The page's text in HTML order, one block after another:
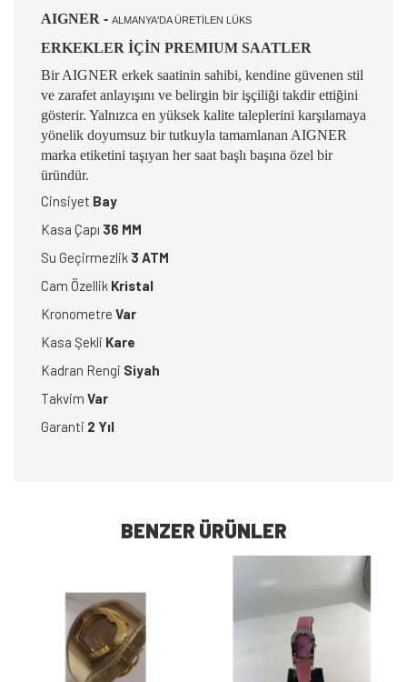
AIGNER - ALMANYA'DA ÜRETİLEN LÜKS
ERKEKLER İÇİN PREMIUM SAATLER
Bir AIGNER erkek saatinin sahibi, kendine güvenen stil
ve zarafet anlayışını ve belirgin bir işçiliği takdir ettiğini
gösterir. Yalnızca en yüksek kalite taleplerini karşılamaya
yönelik doyumsuz bir tutkuyla tamamlanan AIGNER
marka etiketini taşıyan her saat başlı başına özel bir
üründür.
Cinsiyet Bay
Kasa Çapı 36 MM
Su Geçirmezlik 3 ATM
Cam Özellik Kristal
Kronometre Var
Kasa Şekli Kare
Kadran Rengi Siyah
Takvim Var
Garanti 2 Yıl
BENZER ÜRÜNLER